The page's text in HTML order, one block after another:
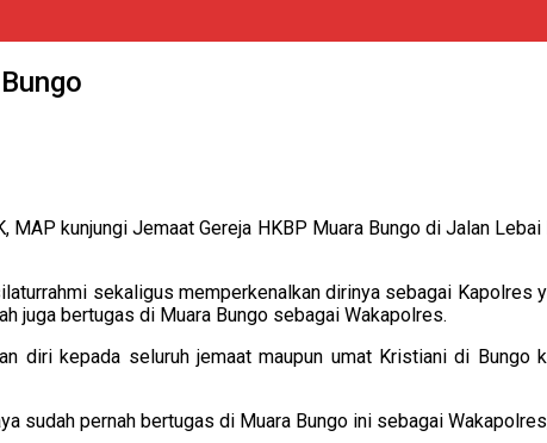
MAP kunjungi Jemaat Gereja HKBP Muara Bungo di Jalan
sekaligus memperkenalkan dirinya sebagai Kapolres
juga bertugas di Muara Bungo sebagai Wakapolres.
diri kepada seluruh jemaat maupun umat Kristiani di
sudah pernah bertugas di Muara Bungo ini sebagai